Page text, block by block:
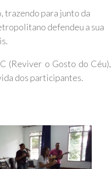
trazendo para junto da
defendeu a sua
(Reviver o Gosto do Céu),
dos participantes.